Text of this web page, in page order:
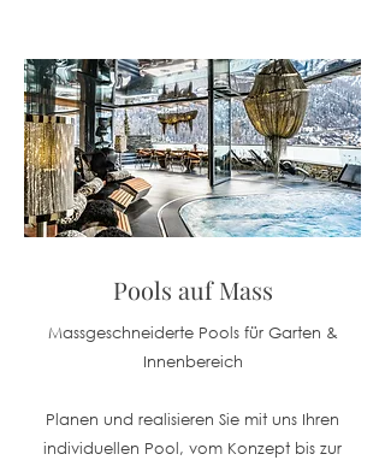
Pools auf Mass
Massgeschneiderte Pools für Garten &
Innenbereich
Planen und realisieren Sie mit uns Ihren
individuellen Pool, vom Konzept bis zur